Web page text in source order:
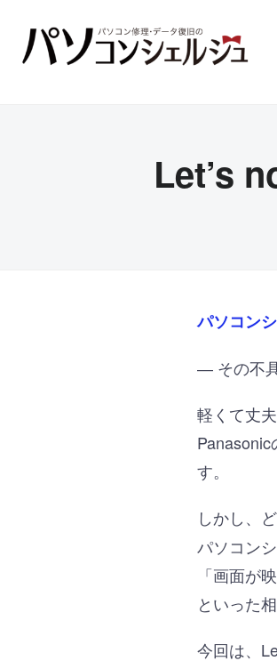
Let’s
パソコン
― その不
軽くて丈
す。
しかし、
パソコン
「画面が
といった
今回は、